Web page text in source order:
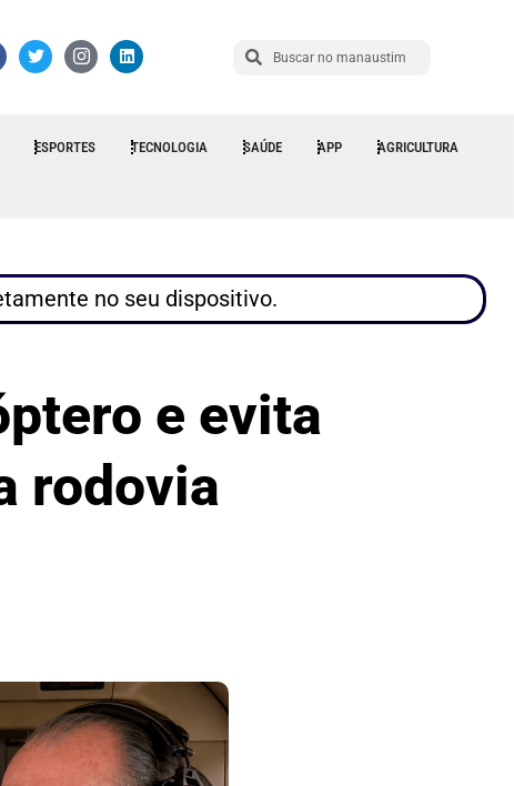
ESPORTES TECNOLOGIA SAÚDE APP AGRICULTURA
no seu dispositivo.
e evita
rodovia